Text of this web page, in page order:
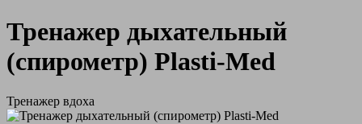
Тренажер дыхательный
(спирометр) Plasti-Med
Тренажер вдоха